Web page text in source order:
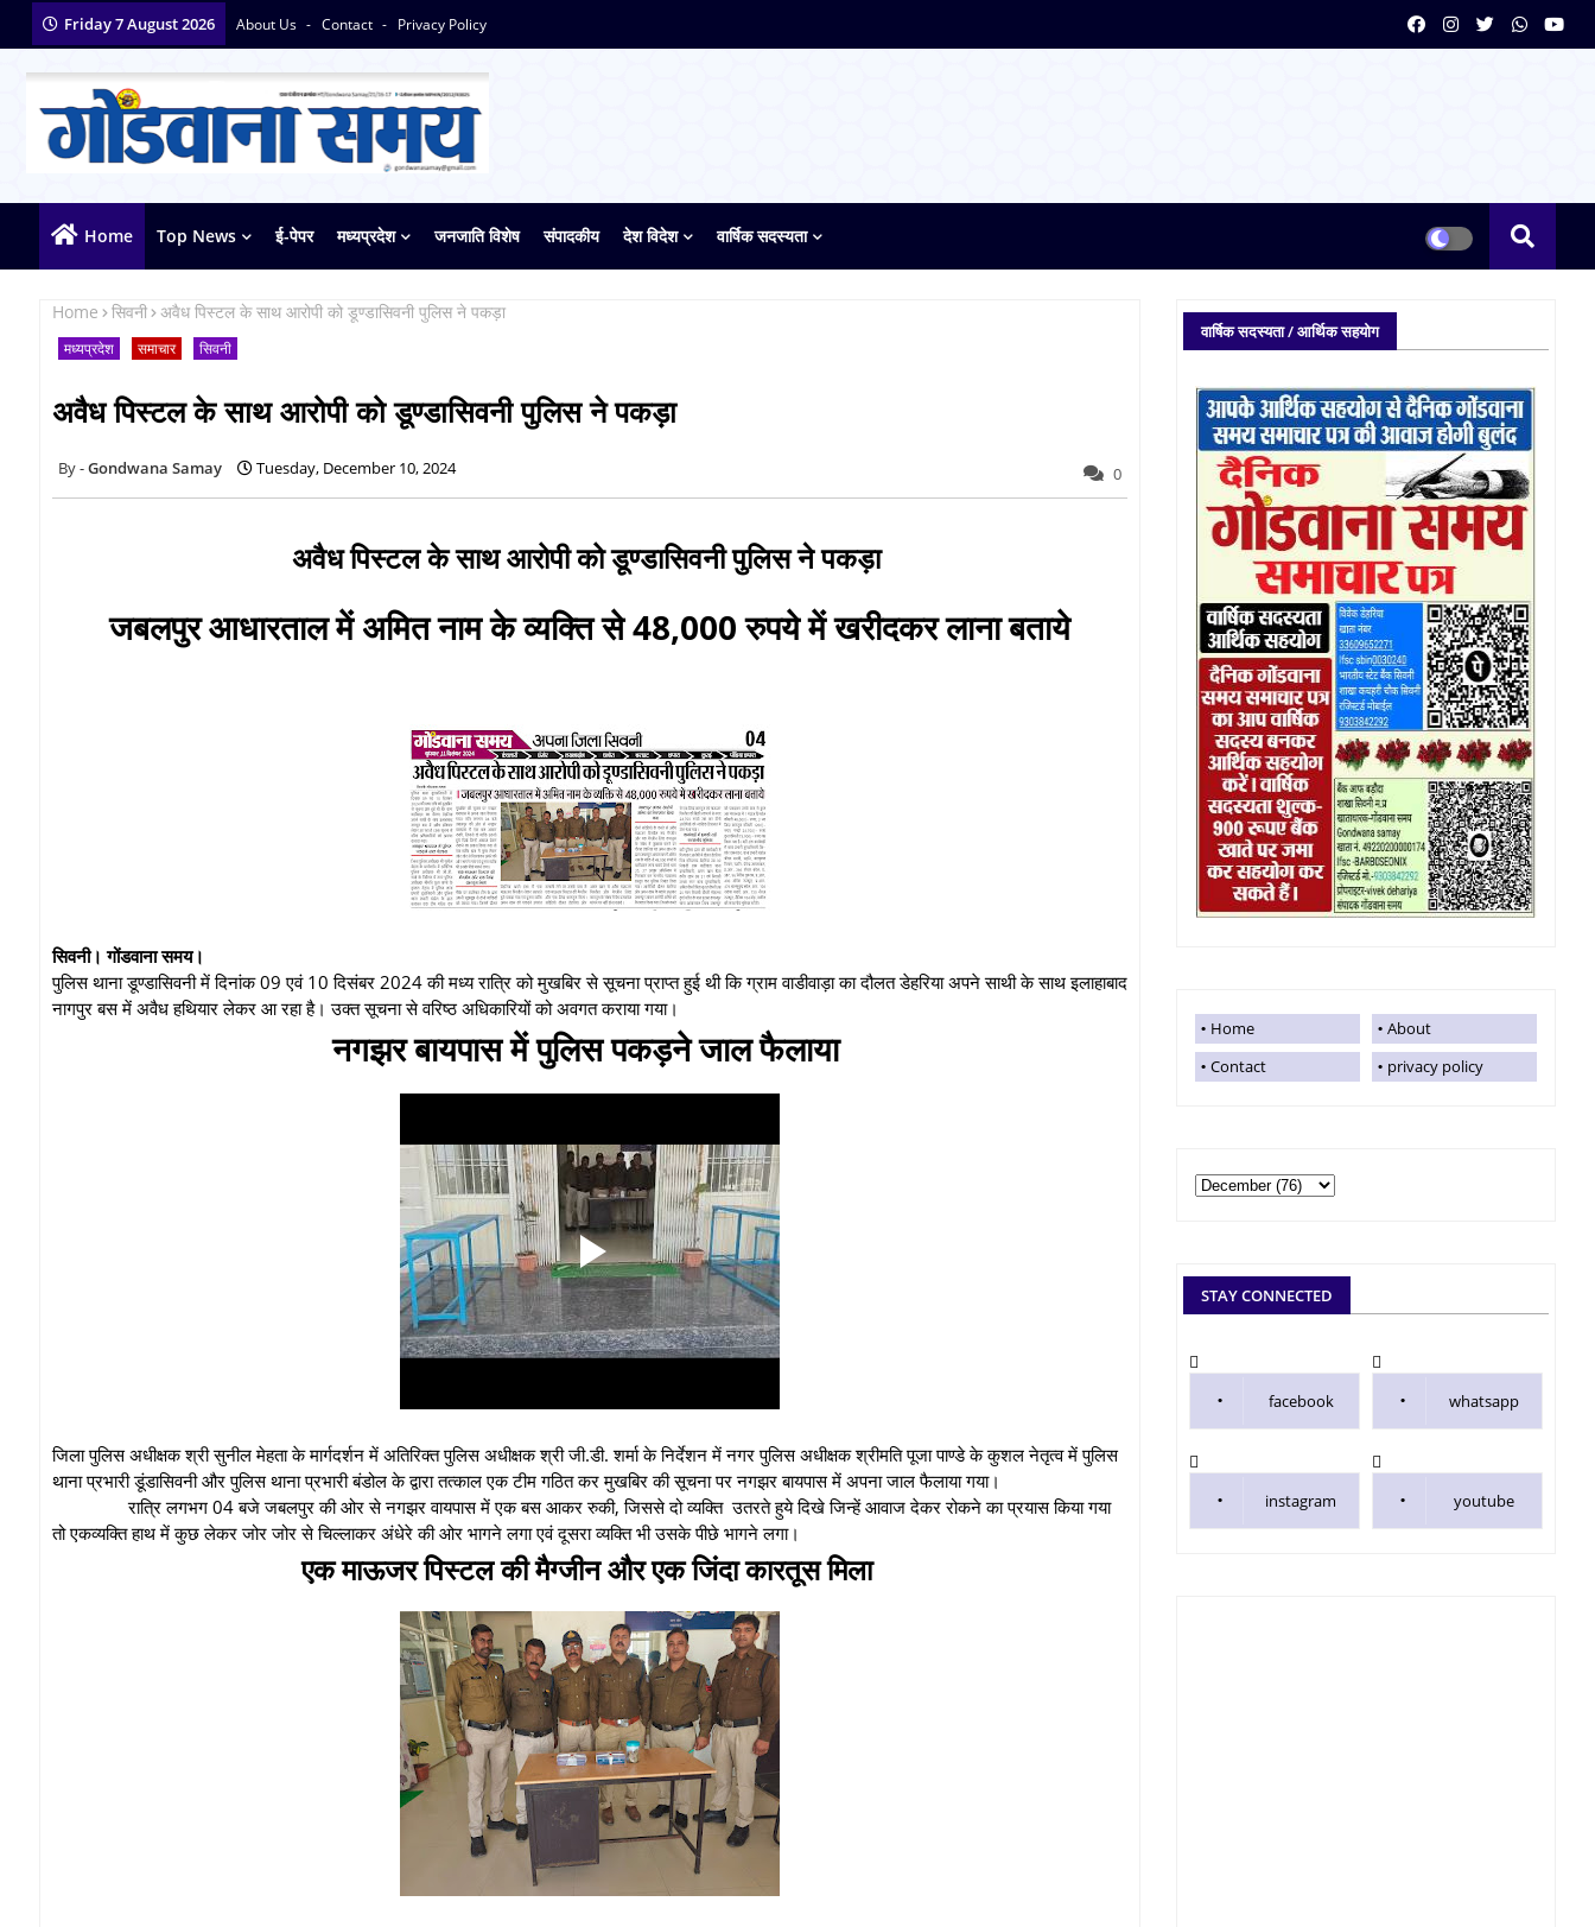
Friday 7 August 2026 About Us Contact Privacy Policy
Home Top News ई-पेपर मध्यप्रदेश जनजाति विशेष संपादकीय देश विदेश वार्षिक सदस्यता
Home सिवनी अवैध पिस्टल के साथ आरोपी को डूण्डासिवनी पुलिस ने पकड़ा
मध्यप्रदेश समाचार सिवनी
अवैध पिस्टल के साथ आरोपी को डूण्डासिवनी पुलिस ने पकड़ा
Gondwana Samay Tuesday, December 10, 2024 0
अवैध पिस्टल के साथ आरोपी को डूण्डासिवनी पुलिस ने पकड़ा
जबलपुर आधारताल में अमित नाम के व्यक्ति से 48,000 रुपये में खरीदकर लाना बताये
सिवनी। गोंडवाना समय।
पुलिस थाना डूण्डासिवनी में दिनांक 09 एवं 10 दिसंबर 2024 की मध्य रात्रि को मुखबिर से सूचना प्राप्त हुई थी कि ग्राम वाडीवाड़ा का दौलत डेहरिया अपने साथी के साथ इलाहाबाद
नागपुर बस में अवैध हथियार लेकर आ रहा है। उक्त सूचना से वरिष्ठ अधिकारियों को अवगत कराया गया।
नगझर बायपास में पुलिस पकड़ने जाल फैलाया
जिला पुलिस अधीक्षक श्री सुनील मेहता के मार्गदर्शन में अतिरिक्त पुलिस अधीक्षक श्री जी.डी. शर्मा के निर्देशन में नगर पुलिस अधीक्षक श्रीमति पूजा पाण्डे के कुशल नेतृत्व में पुलिस
थाना प्रभारी डूंडासिवनी और पुलिस थाना प्रभारी बंडोल के द्वारा तत्काल एक टीम गठित कर मुखबिर की सूचना पर नगझर बायपास में अपना जाल फैलाया गया।
रात्रि लगभग 04 बजे जबलपुर की ओर से नगझर वायपास में एक बस आकर रुकी, जिससे दो व्यक्ति उतरते हुये दिखे जिन्हें आवाज देकर रोकने का प्रयास किया गया
तो एकव्यक्ति हाथ में कुछ लेकर जोर जोर से चिल्लाकर अंधेरे की ओर भागने लगा एवं दूसरा व्यक्ति भी उसके पीछे भागने लगा।
एक माऊजर पिस्टल की मैग्जीन और एक जिंदा कारतूस मिला
वार्षिक सदस्यता / आर्थिक सहयोग
Home
About
Contact
privacy policy
STAY CONNECTED
facebook whatsapp
instagram youtube